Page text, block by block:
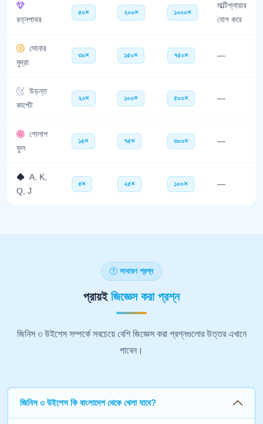
রত্নপাথর
৫০× ২০০× ১০০০×
মাল্টিপ্লায়ার
যোগ করে
সোনার
মুদ্রা
৩০× ১৫০× ৭৫০× —
উড়ন্ত
কার্পেট
২০× ১০০× ৫০০× —
গোলাপ
ফুল
১৫× ৭৫× ৩০০× —
A, K,
Q, J
৫× ২৫× ১০০× —
সাধারণ প্রশ্ন
প্রায়ই জিজ্ঞেস করা প্রশ্ন
জিনিস ৩ উইশেস সম্পর্কে সবচেয়ে বেশি জিজ্ঞেস করা প্রশ্নগুলোর উত্তর এখানে
পাবেন।
জিনিস ৩ উইশেস কি বাংলাদেশ থেকে খেলা যাবে?